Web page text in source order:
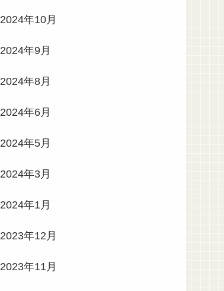
2024年10月
2024年9月
2024年8月
2024年6月
2024年5月
2024年3月
2024年1月
2023年12月
2023年11月